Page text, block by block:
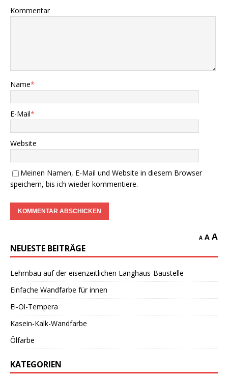
Kommentar
Name*
E-Mail*
Website
Meinen Namen, E-Mail und Website in diesem Browser
speichern, bis ich wieder kommentiere.
A A A
NEUESTE BEITRÄGE
Lehmbau auf der eisenzeitlichen Langhaus-Baustelle
Einfache Wandfarbe für innen
Ei-Öl-Tempera
Kasein-Kalk-Wandfarbe
Ölfarbe
KATEGORIEN